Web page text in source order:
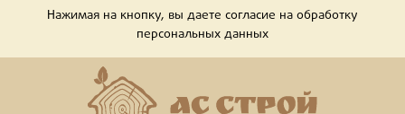
Нажимая на кнопку, вы даете согласие на обработку
персональных данных